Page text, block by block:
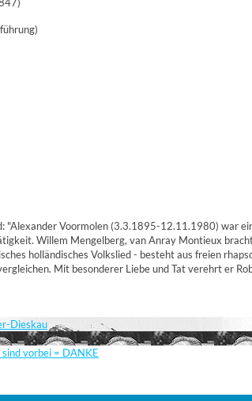
Voormolen (3.3.1895-12.11.1980) war
Willem Mengelberg, van Anray Montieux
holländisches Volkslied - besteht aus freien
Mit besonderer Liebe und Tat verehrt er
Dieskau
vorbei = DANKE